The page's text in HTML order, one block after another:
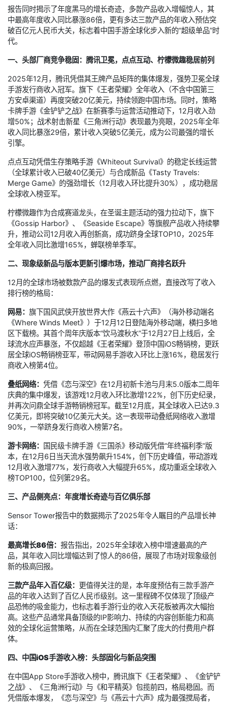
报告同时揭示了年度黑马的增长奇迹，多款产品收入增幅惊人，其
中最高年度收入同比暴涨86倍，更有多达三款产品的年收入预估突
破百亿元人民币大关，标志着中国手游全球化步入新的“超级单品”时
代。
一、头部厂商竞争稳固：腾讯卫冕，点点互动、柠檬微趣稳居前列
2025年12月，腾讯凭借其王牌产品矩阵的集体爆发，强势卫冕全球
手游发行商收入冠军。旗下《王者荣耀》全年收入（不含中国第三
方安卓渠道）再度突破20亿美元，持续领跑中国市场。同时，策略
卡牌手游《金铲铲之战》在新赛季与运营活动推动下，12月收入劲
增50%；战术射击新星《三角洲行动》表现最为亮眼，2025年全年
收入同比暴涨29倍，累计收入突破5亿美元，成为公司最强的增长
引擎。
点点互动凭借生存策略手游《Whiteout Survival》的稳定长线运营
（全球累计收入已破40亿美元）与合成新品《Tasty Travels:
Merge Game》的强劲增长（12月收入环比提升30%），成功稳居
全球收入榜亚军。
柠檬微趣作为合成赛道龙头，在圣诞主题活动的强力拉动下，旗下
《Gossip Harbor》、《Seaside Escape》等旗舰产品收入持续攀
升，推动公司12月收入再创新高，成功跻身全球TOP10，2025年
全年收入同比激增165%，蝉联榜单季军。
二、现象级新品与版本更新引爆市场，推动厂商排名跃升
12月的全球市场被数款产品的爆发式表现所点燃，直接改写了收入
排行榜的格局：
网易： 旗下国风武侠开放世界大作《燕云十六声》（海外移动端名
《Where Winds Meet》）于12月12日登陆海外移动端，横扫多地
区下载榜。其首个周年庆版本“饮马渡秋水”于12月27日上线后，全
球流水应声暴涨，不仅超越《王者荣耀》登顶中国iOS畅销榜，更跃
居全球iOS畅销榜亚军，带动网易手游收入环比上涨16%，稳居发行
商收入榜第4位。
叠纸网络： 凭借《恋与深空》在12月初新卡池与月末5.0版本二周年
庆典的集中爆发，该游戏12月收入环比激增122%，创下历史纪录，
并再次问鼎全球手游畅销榜冠军。截至12月底，其全球收入已达9.3
亿美元，即将突破10亿美元大关。这一表现带动叠纸网络收入激增
90%，一举跻身发行商收入榜第7名。
游卡网络： 国民级卡牌手游《三国杀》移动版凭借“年终福利季”版
本，在12月6日当天流水强势飙升154%，创下历史峰值，带动游戏
12月收入激增77%，发行商收入大幅提升65%，成功重返全球收入
榜TOP100，位列第29名。
三、产品侧亮点：年度增长奇迹与百亿俱乐部
Sensor Tower报告中的数据揭示了2025年令人瞩目的产品增长神
话：
最高增长86倍： 报告指出，2025年全球收入榜中增速最高的产
品，其年收入同比增幅达到了惊人的86倍，展现了市场对现象级创
新的极高回报。
三款产品年入百亿级： 更值得关注的是，本年度预估有三款手游产
品的年收入达到了百亿人民币级别。这一里程碑不仅体现了顶级产
品恐怖的吸金能力，也标志着手游行业的收入天花板被再次大幅抬
高。这些产品通常具备顶级的IP影响力、持续的内容创新能力和高
效的全球化运营策略，从而在全球范围内汇聚了庞大的付费用户群
体。
四、中国iOS手游收入榜：头部固化与新品突围
在中国App Store手游收入榜中，腾讯旗下《王者荣耀》、《金铲铲
之战》、《三角洲行动》与《和平精英》包揽前四，格局稳固。而
凭借版本爆发，《恋与深空》与《燕云十六声》成为最强搅局者，